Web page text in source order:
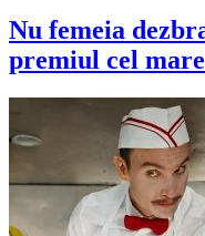
Nu femeia
premiul cel